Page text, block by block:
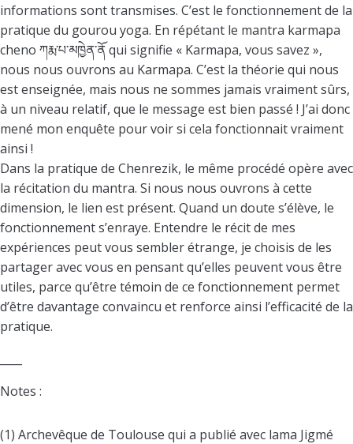
informations sont transmises. C’est le fonctionnement de la
pratique du gourou yoga. En répétant le mantra karmapa
cheno ཀརྨ་པ་མཁྱེན་ནོ qui signifie « Karmapa, vous savez »,
nous nous ouvrons au Karmapa. C’est la théorie qui nous
est enseignée, mais nous ne sommes jamais vraiment sûrs,
à un niveau relatif, que le message est bien passé ! J’ai donc
mené mon enquête pour voir si cela fonctionnait vraiment
ainsi !
Dans la pratique de Chenrezik, le même procédé opère avec
la récitation du mantra. Si nous nous ouvrons à cette
dimension, le lien est présent. Quand un doute s’élève, le
fonctionnement s’enraye. Entendre le récit de mes
expériences peut vous sembler étrange, je choisis de les
partager avec vous en pensant qu’elles peuvent vous être
utiles, parce qu’être témoin de ce fonctionnement permet
d’être davantage convaincu et renforce ainsi l’efficacité de la
pratique.
Notes :
(1) Archevêque de Toulouse qui a publié avec lama Jigmé